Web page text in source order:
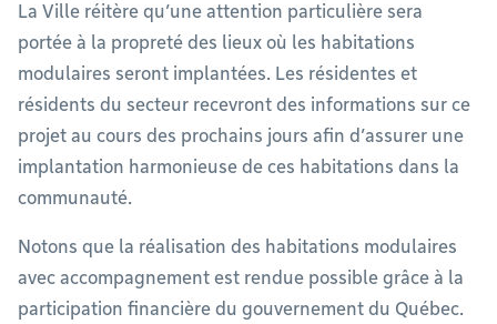
La Ville réitère qu’une attention particulière sera
portée à la propreté des lieux où les habitations
modulaires seront implantées. Les résidentes et
résidents du secteur recevront des informations sur ce
projet au cours des prochains jours afin d’assurer une
implantation harmonieuse de ces habitations dans la
communauté.
Notons que la réalisation des habitations modulaires
avec accompagnement est rendue possible grâce à la
participation financière du gouvernement du Québec.